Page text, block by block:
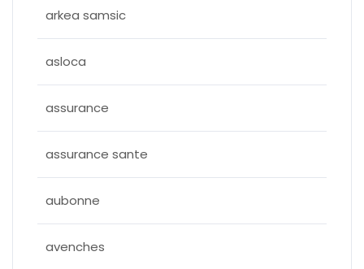
arkea samsic
asloca
assurance
assurance sante
aubonne
avenches